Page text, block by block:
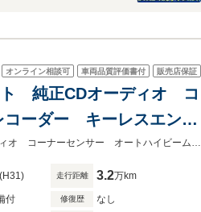
オンライン相談可 車両品質評価書付 販売店保証
ト 純正CDオーディオ コ
ーダー キーレスエント
動格納ミラー
★グループ約３０，０００台の在庫から取り寄せ可能！★衝突軽減 ＣＤオーディオ コーナーセンサー オートハイビーム ドラレコ アイドリングストップ
(H31) 走行距離 3.2万km
付 修復歴 なし